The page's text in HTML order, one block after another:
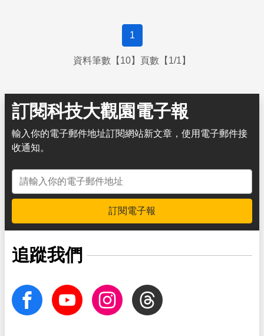
1
資料筆數【10】頁數【1/1】
訂閱科技大觀園電子報
輸入你的電子郵件地址訂閱網站新文章，使用電子郵件接
收通知。
電子郵件地址
訂閱電子報
追蹤我們
facebook Youtube InstagramThreads